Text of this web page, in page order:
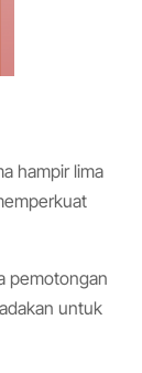
hampir lima
pemotongan
untuk